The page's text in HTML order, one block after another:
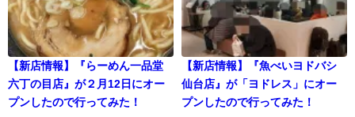
【新店情報】『らーめん一品堂
六丁の目店』が２月12日にオー
プンしたので行ってみた！
【新店情報】『魚べいヨドバシ
仙台店』が「ヨドレス」にオー
プンしたので行ってみた！